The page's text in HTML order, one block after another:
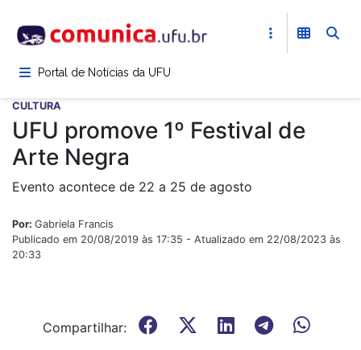
para
conteúdoPortal de Notícias da UFU
CULTURA
UFU promove 1º Festival de
Arte Negra
Evento acontece de 22 a 25 de agosto
Por: Gabriela Francis
Publicado em 20/08/2019 às 17:35 - Atualizado em 22/08/2023 às
20:33
Compartilhar: